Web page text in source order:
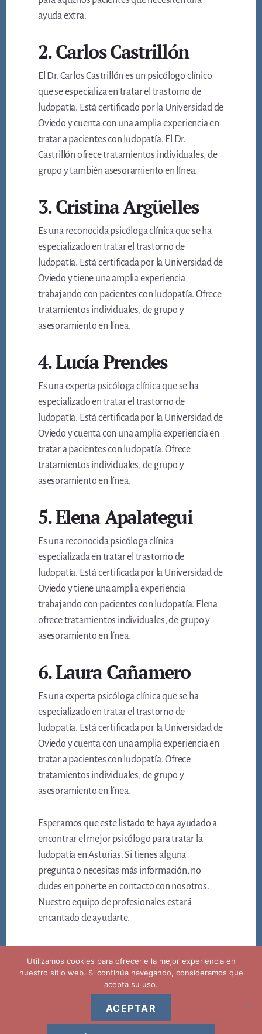
ayuda extra.
2. Carlos Castrillón
El Dr. Carlos Castrillón es un psicólogo clínico
que se especializa en tratar el trastorno de
ludopatía. Está certificado por la Universidad de
Oviedo y cuenta con una amplia experiencia en
tratar a pacientes con ludopatía. El Dr.
Castrillón ofrece tratamientos individuales, de
grupo y también asesoramiento en línea.
3. Cristina Argüelles
Es una reconocida psicóloga clínica que se ha
especializado en tratar el trastorno de
ludopatía. Está certificada por la Universidad de
Oviedo y tiene una amplia experiencia
trabajando con pacientes con ludopatía. Ofrece
tratamientos individuales, de grupo y
asesoramiento en línea.
4. Lucía Prendes
Es una experta psicóloga clínica que se ha
especializado en tratar el trastorno de
ludopatía. Está certificada por la Universidad de
Oviedo y cuenta con una amplia experiencia en
tratar a pacientes con ludopatía. Ofrece
tratamientos individuales, de grupo y
asesoramiento en línea.
5. Elena Apalategui
Es una reconocida psicóloga clínica
especializada en tratar el trastorno de
ludopatía. Está certificada por la Universidad de
Oviedo y tiene una amplia experiencia
trabajando con pacientes con ludopatía. Elena
ofrece tratamientos individuales, de grupo y
asesoramiento en línea.
6. Laura Cañamero
Es una experta psicóloga clínica que se ha
especializado en tratar el trastorno de
ludopatía. Está certificada por la Universidad de
Oviedo y cuenta con una amplia experiencia en
tratar a pacientes con ludopatía. Ofrece
tratamientos individuales, de grupo y
asesoramiento en línea.
Esperamos que este listado te haya ayudado a
encontrar el mejor psicólogo para tratar la
ludopatía en Asturias. Si tienes alguna
pregunta o necesitas más información, no
dudes en ponerte en contacto con nosotros.
Nuestro equipo de profesionales estará
encantado de ayudarte.
Utilizamos cookies para ofrecerle la mejor experiencia en
nuestro sitio web. Si continúa navegando, consideramos que
acepta su uso.
ACEPTAR